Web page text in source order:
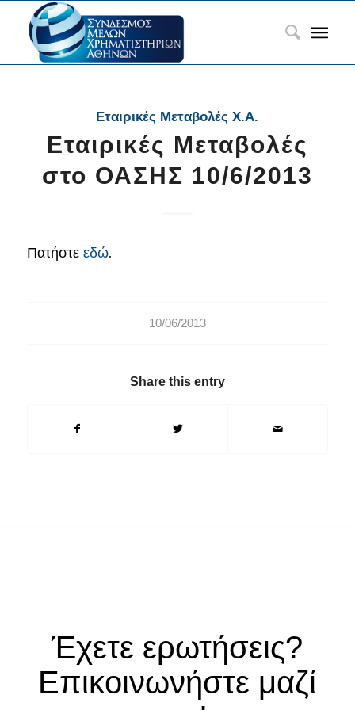
Εταιρικές Μεταβολές Χ.Α.
Εταιρικές Μεταβολές
στο ΟΑΣΗΣ 10/6/2013
Πατήστε εδώ.
10/06/2013
Share this entry
Έχετε ερωτήσεις?
Επικοινωνήστε μαζί